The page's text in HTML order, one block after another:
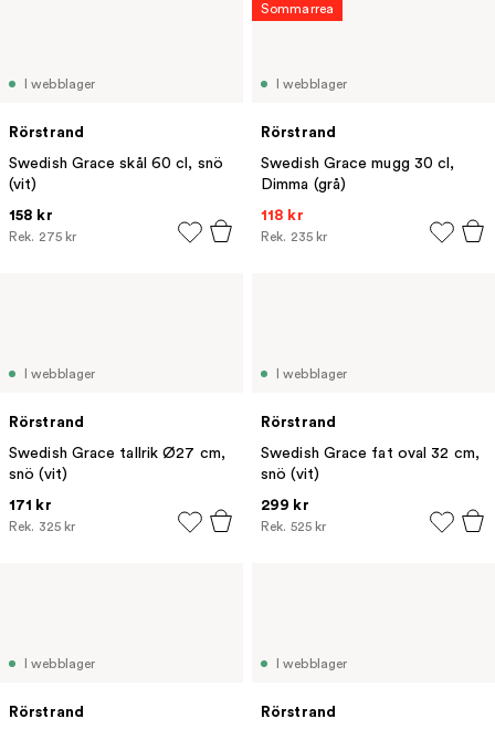
I webblager
Rörstrand
Swedish Grace skål 60 cl, snö
(vit)
158 kr
Rek. 275 kr
I webblager
Rörstrand
Swedish Grace mugg 30 cl,
Dimma (grå)
118 kr
Rek. 235 kr
Sommarrea
I webblager
Rörstrand
Swedish Grace tallrik Ø27 cm,
snö (vit)
171 kr
Rek. 325 kr
I webblager
Rörstrand
Swedish Grace fat oval 32 cm,
snö (vit)
299 kr
Rek. 525 kr
I webblager
Rörstrand
I webblager
Rörstrand